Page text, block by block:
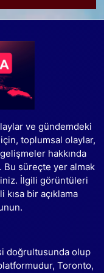
ve gündemdeki
için, toplumsal olaylar,
hakkında
süreçte yer almak
İlgili görüntüleri
bir açıklama
doğrultusunda olup
Toronto,